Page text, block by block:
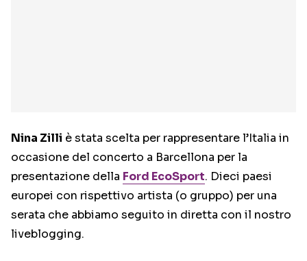
Nina Zilli è stata scelta per rappresentare l’Italia in
occasione del concerto a Barcellona per la
presentazione della Ford EcoSport. Dieci paesi
europei con rispettivo artista (o gruppo) per una
serata che abbiamo seguito in diretta con il nostro
liveblogging.